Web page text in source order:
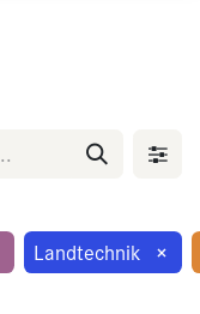
Landtechnik ×